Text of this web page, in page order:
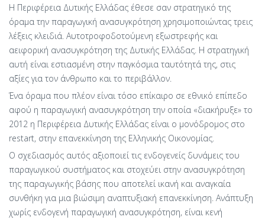
Η Περιφέρεια Δυτικής Ελλάδας έθεσε σαν στρατηγικό της
όραμα την παραγωγική ανασυγκρότηση χρησιμοποιώντας τρεις
λέξεις κλειδιά. Αυτοτροφοδοτούμενη εξωστρεφής και
αειφορική ανασυγκρότηση της Δυτικής Ελλάδας. Η στρατηγική
αυτή είναι εστιασμένη στην παγκόσμια ταυτότητά της, στις
αξίες για τον άνθρωπο και το περιβάλλον.
Ένα όραμα που πλέον είναι τόσο επίκαιρο σε εθνικό επίπεδο
αφού η παραγωγική ανασυγκρότηση την οποία «διακήρυξε» το
2012 η Περιφέρεια Δυτικής Ελλάδας είναι ο μονόδρομος στο
restart, στην επανεκκίνηση της Ελληνικής Οικονομίας.
Ο σχεδιασμός αυτός αξιοποιεί τις ενδογενείς δυνάμεις του
παραγωγικού συστήματος και στοχεύει στην ανασυγκρότηση
της παραγωγικής βάσης που αποτελεί ικανή και αναγκαία
συνθήκη για μια βιώσιμη αναπτυξιακή επανεκκίνηση. Ανάπτυξη
χωρίς ενδογενή παραγωγική ανασυγκρότηση, είναι κενή